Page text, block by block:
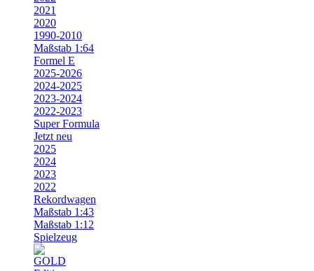
2021
2020
1990-2010
Maßstab 1:64
Formel E
2025-2026
2024-2025
2023-2024
2022-2023
Super Formula
Jetzt neu
2025
2024
2023
2022
Rekordwagen
Maßstab 1:43
Maßstab 1:12
Spielzeug